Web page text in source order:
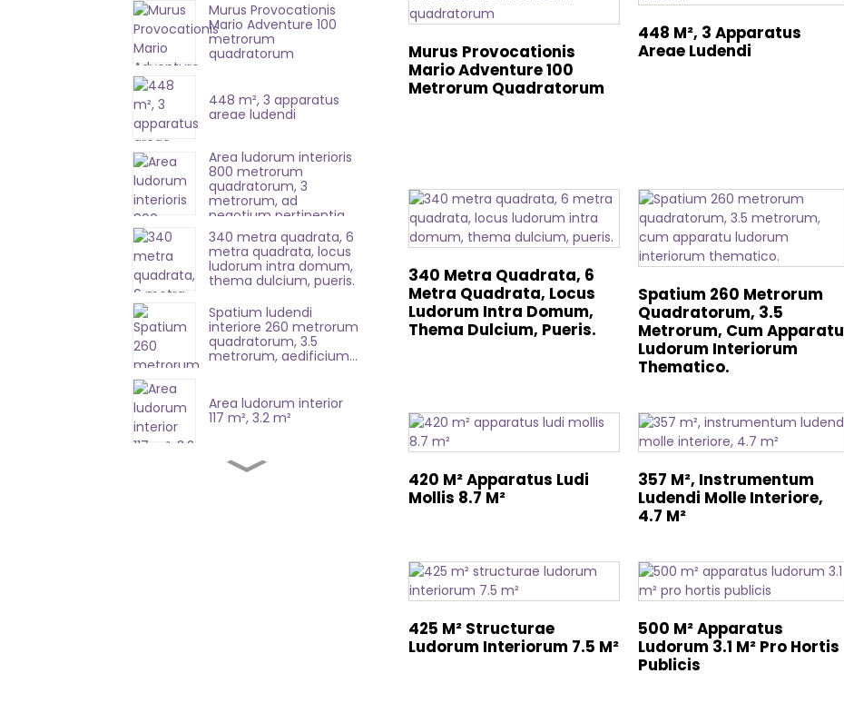
Murus Provocationis
Mario Adventure 100
metrorum
quadratorum
448 m², 3 apparatus
areae ludendi
Area ludorum interioris
800 metrorum
quadratorum, 3
metrorum, ad
negotium pertinentia.
340 metra quadrata, 6
metra quadrata, locus
ludorum intra domum,
thema dulcium, pueris.
Spatium ludendi
interiore 260 metrorum
quadratorum, 3.5
metrorum, aedificium...
Area ludorum interior
117 m², 3.2 m²
420 m² apparatus ludi
Murus Provocationis
Mario Adventure 100
Metrorum Quadratorum
448 M², 3 Apparatus
Areae Ludendi
340 Metra Quadrata, 6
Metra Quadrata, Locus
Ludorum Intra Domum,
Thema Dulcium, Pueris.
Spatium 260 Metrorum
Quadratorum, 3.5
Metrorum, Cum Apparatu
Ludorum Interiorum
Thematico.
420 M² Apparatus Ludi
Mollis 8.7 M²
357 M², Instrumentum
Ludendi Molle Interiore,
4.7 M²
425 M² Structurae
Ludorum Interiorum 7.5 M²
500 M² Apparatus
Ludorum 3.1 M² Pro Hortis
Publicis